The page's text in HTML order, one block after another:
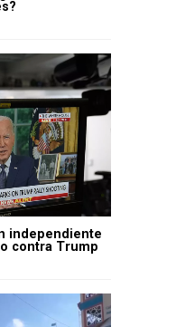
independiente
contra Trump